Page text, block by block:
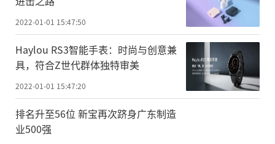
2022-01-01 15:47:50
Haylou RS3智能手表：时尚与创意兼
具，符合Z世代群体独特审美
2022-01-01 15:47:20
排名升至56位 新宝再次跻身广东制造
业500强